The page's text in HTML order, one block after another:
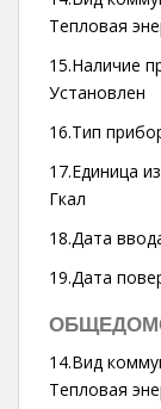
Тепловая
15.Наличие
Установлен
16.Тип
17.Единица
Гкал
18.Дата
19.Дата
14.Вид
Тепловая